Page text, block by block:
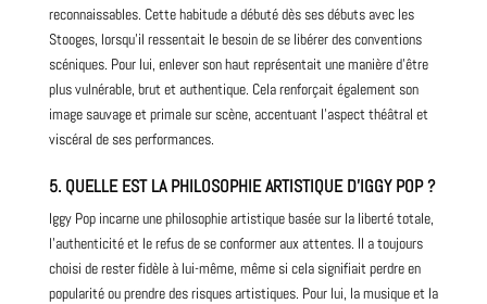
reconnaissables. Cette habitude a débuté dès ses débuts avec les
Stooges, lorsqu’il ressentait le besoin de se libérer des conventions
scéniques. Pour lui, enlever son haut représentait une manière d’être
plus vulnérable, brut et authentique. Cela renforçait également son
image sauvage et primale sur scène, accentuant l’aspect théâtral et
viscéral de ses performances.
5. QUELLE EST LA PHILOSOPHIE ARTISTIQUE D’IGGY POP ?
Iggy Pop incarne une philosophie artistique basée sur la liberté totale,
l’authenticité et le refus de se conformer aux attentes. Il a toujours
choisi de rester fidèle à lui-même, même si cela signifiait perdre en
popularité ou prendre des risques artistiques. Pour lui, la musique et la